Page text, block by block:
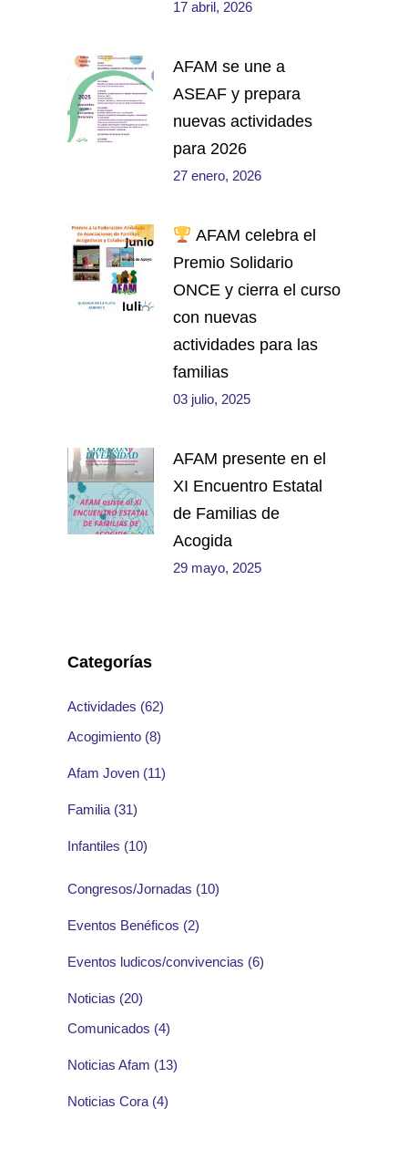
17 abril, 2026
AFAM se une a
ASEAF y prepara
nuevas actividades
para 2026
27 enero, 2026
AFAM celebra el
Premio Solidario
ONCE y cierra el curso
con nuevas
actividades para las
familias
03 julio, 2025
AFAM presente en el
XI Encuentro Estatal
de Familias de
Acogida
29 mayo, 2025
Categorías
Actividades (62)
Acogimiento (8)
Afam Joven (11)
Familia (31)
Infantiles (10)
Congresos/Jornadas (10)
Eventos Benéficos (2)
Eventos ludicos/convivencias (6)
Noticias (20)
Comunicados (4)
Noticias Afam (13)
Noticias Cora (4)